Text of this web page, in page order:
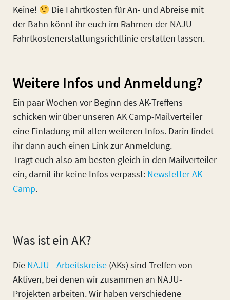
Keine!
Die Fahrtkosten für An- und Abreise mit
der Bahn könnt ihr euch im Rahmen der NAJU-
Fahrtkostenerstattungsrichtlinie erstatten lassen.
Weitere Infos und Anmeldung?
Ein paar Wochen vor Beginn des AK-Treffens
schicken wir über unseren AK Camp-Mailverteiler
eine Einladung mit allen weiteren Infos. Darin findet
ihr dann auch einen Link zur Anmeldung.
Tragt euch also am besten gleich in den Mailverteiler
ein, damit ihr keine Infos verpasst: Newsletter AK
Camp.
Was ist ein AK?
Die NAJU - Arbeitskreise (AKs) sind Treffen von
Aktiven, bei denen wir zusammen an NAJU-
Projekten arbeiten. Wir haben verschiedene